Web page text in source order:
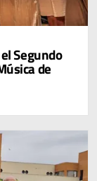
Segundo
de